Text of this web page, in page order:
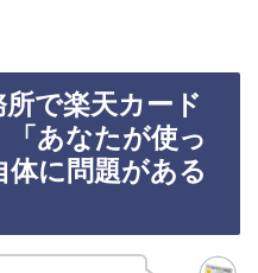
で楽天カード
あなたが使っ
に問題がある